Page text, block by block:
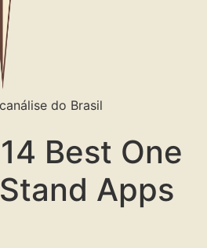
do Brasil
Best One
Apps